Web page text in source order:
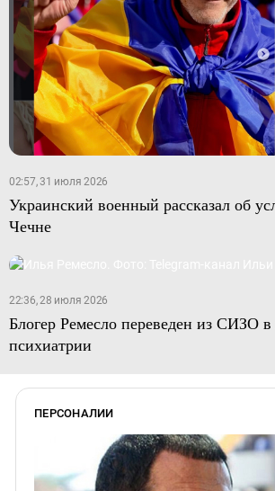
02:57, 31 июля 2026
Украинский военный рассказал об
Чечне
22:36, 28 июля 2026
Блогер Ремесло переведен из СИЗО в
психиатрии
ПЕРСОНАЛИИ